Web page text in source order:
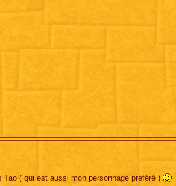
( qui est aussi mon personnage préféré )